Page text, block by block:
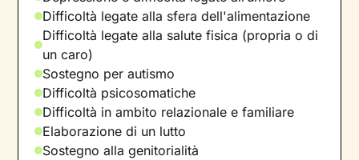
Difficoltà legate alla sfera dell'alimentazione
Difficoltà legate alla salute fisica (propria o di
un caro)
Sostegno per autismo
Difficoltà psicosomatiche
Difficoltà in ambito relazionale e familiare
Elaborazione di un lutto
Sostegno alla genitorialità